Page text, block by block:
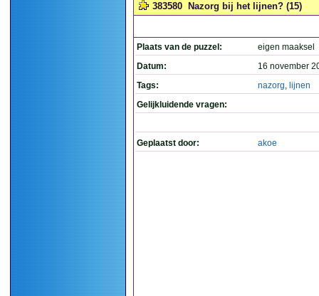
383580 Nazorg bij het lijnen? (15)
Plaats van de puzzel:
eigen maaksel
Datum:
16 november
Tags:
nazorg, lijnen
Gelijkluidende vragen:
Geplaatst door: akoe